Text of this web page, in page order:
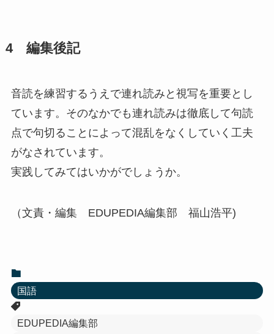
4 編集後記
音読を練習するうえで連れ読みと視写を重要とし
ています。そのなかでも連れ読みは徹底して句読
点で句切ることによって混乱をなくしていく工夫
がなされています。
実践してみてはいかがでしょうか。
（文責・編集 EDUPEDIA編集部 福山浩平)
国語
EDUPEDIA編集部